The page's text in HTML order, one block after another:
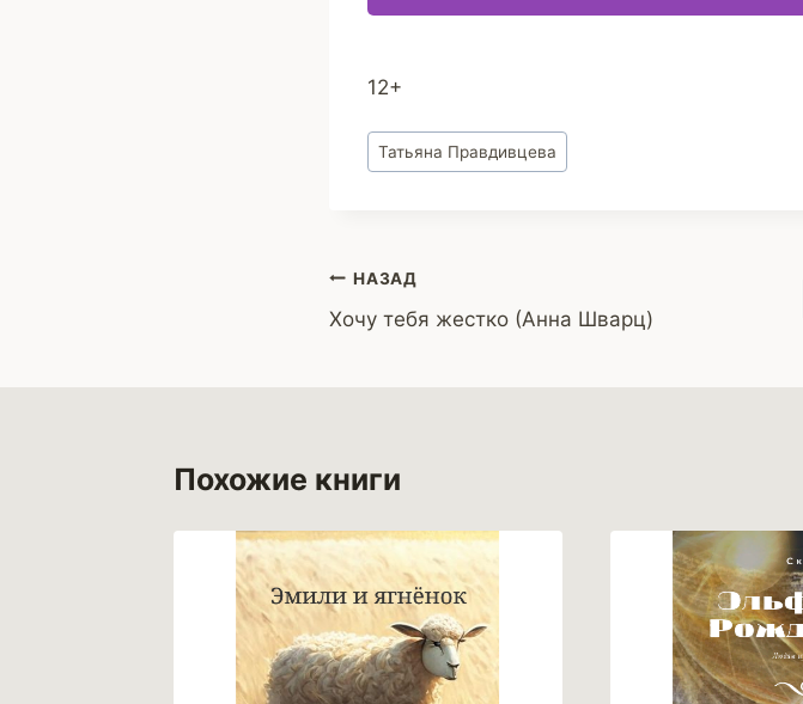
12+
Метки
записи:
Татьяна Правдивцева
Навигация
по
НАЗАД
Хочу тебя жестко (Анна Шварц)
Похожие книги